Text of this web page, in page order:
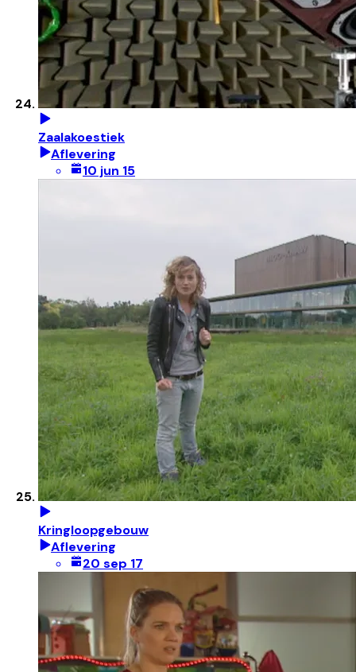
Zaalakoestiek
Aflevering
10 jun 15
Kringloopgebouw
Aflevering
20 sep 17